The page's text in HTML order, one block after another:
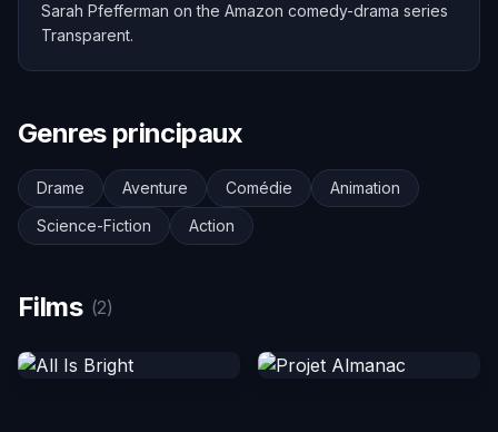
Sarah Pfefferman on the Amazon comedy-drama series
Transparent.
Genres principaux
Drame Aventure Comédie
Animation
Science-Fiction
Action
Films (2)